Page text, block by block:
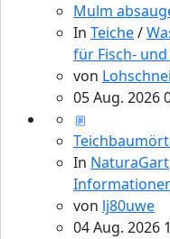
Mulm
In Teiche/
für Fisch-
von
05 Aug. 2026
In NaturaGart
von lj80uwe
04 Aug. 2026